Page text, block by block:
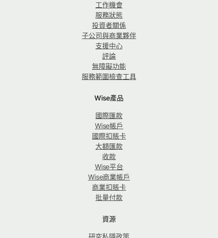
工作機會
服務狀態
投資者關係
子公司與商業夥伴
支援中心
評論
無障礙功能
服務範圍檢查工具
Wise產品
國際匯款
Wise帳戶
國際扣賬卡
大額匯款
收款
Wise平台
Wise商業帳戶
商業扣賬卡
批量付款
資源
研究私隱政策